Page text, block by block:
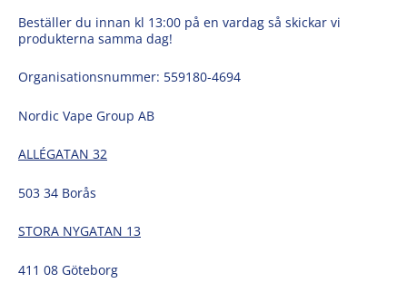
Beställer du innan kl 13:00 på en vardag så skickar vi
produkterna samma dag!
Organisationsnummer: 559180-4694
Nordic Vape Group AB
ALLÉGATAN 32
503 34 Borås
STORA NYGATAN 13
411 08 Göteborg